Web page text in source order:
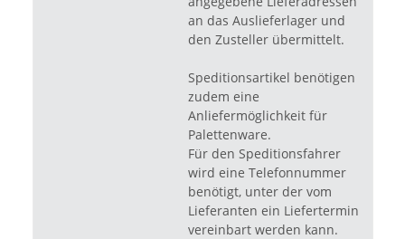
an das Auslieferlager und
den Zusteller übermittelt.
Speditionsartikel benötigen
zudem eine
Anliefermöglichkeit für
Palettenware.
Für den Speditionsfahrer
wird eine Telefonnummer
benötigt, unter der vom
Lieferanten ein Liefertermin
vereinbart werden kann.